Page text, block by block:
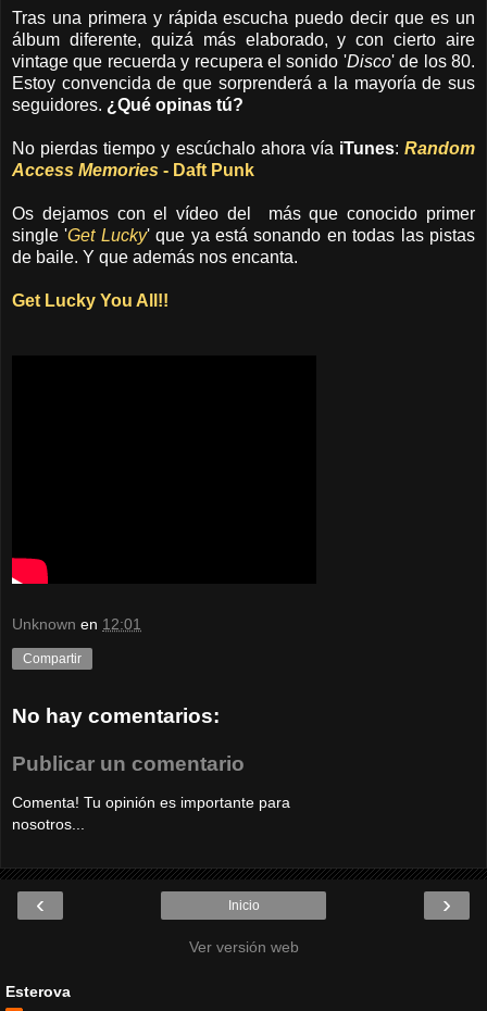
Tras una primera y rápida escucha puedo decir que es un
álbum diferente, quizá más elaborado, y con cierto aire
vintage que recuerda y recupera el sonido 'Disco' de los 80.
Estoy convencida de que sorprenderá a la mayoría de sus
seguidores. ¿Qué opinas tú?
No pierdas tiempo y escúchalo ahora vía iTunes: Random
Access Memories - Daft Punk
Os dejamos con el vídeo del más que conocido primer
single 'Get Lucky' que ya está sonando en todas las pistas
de baile. Y que además nos encanta.
Get Lucky You All!!
Unknown en 12:01
Compartir
No hay comentarios:
Publicar un comentario
Comenta! Tu opinión es importante para
nosotros...
‹ ›
Inicio
Ver versión web
Esterova